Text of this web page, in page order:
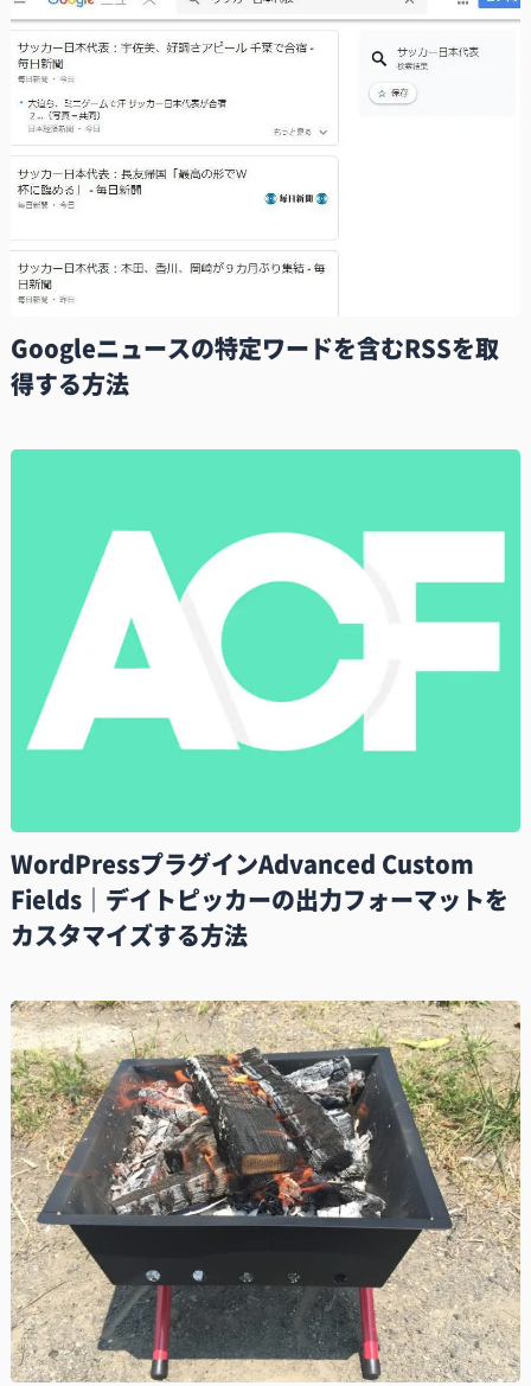
Googleニュースの特定ワードを含むRSSを取
得する方法
WordPressプラグインAdvanced Custom
Fields｜デイトピッカーの出力フォーマットを
カスタマイズする方法